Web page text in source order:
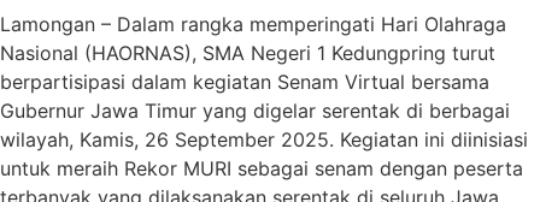
Lamongan – Dalam rangka memperingati Hari Olahraga
Nasional (HAORNAS), SMA Negeri 1 Kedungpring turut
berpartisipasi dalam kegiatan Senam Virtual bersama
Gubernur Jawa Timur yang digelar serentak di berbagai
wilayah, Kamis, 26 September 2025. Kegiatan ini diinisiasi
untuk meraih Rekor MURI sebagai senam dengan peserta
terbanyak yang dilaksanakan serentak di seluruh Jawa